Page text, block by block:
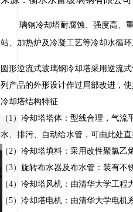
璃钢冷却塔耐腐蚀、强度高、
站、加热炉及冷凝工艺等冷却水循环
圆形逆流式玻璃钢冷却塔采用逆流
列产品的外形设计作过局部改进，
冷却塔结构特征
（1）冷却塔塔体：型线合理，气
水、排污、自动给水管，可由此处
（2）冷却塔填料：采用改性聚氯乙
（3）旋转布水器及布水管：装有
（4）冷却塔风机：由清华大学工
（5）冷却塔电机：由清华大学电